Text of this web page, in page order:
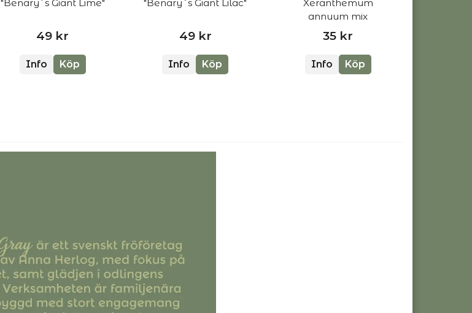
"Benary`s Giant Lime"
49 kr
Info Köp
"Benary´s Giant Lilac"
49 kr
Info Köp
Xeranthemum
annuum mix
35 kr
Info Köp